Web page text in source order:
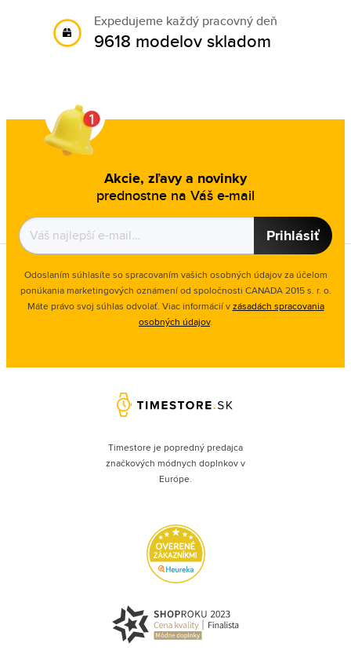
Expedujeme každý pracovný deň
9618 modelov skladom
Akcie, zľavy a novinky
prednostne na Váš e-mail
Prihlásiť
Odoslaním súhlasíte so spracovaním vašich osobných údajov za účelom
ponúkania marketingových oznámení od spoločnosti CANADA 2015 s. r. o.
Máte právo svoj súhlas odvolať. Viac informácií vzásadách spracovania
osobných údajov.
Timestore je popredný predajca
značkových módnych doplnkov v
Európe.